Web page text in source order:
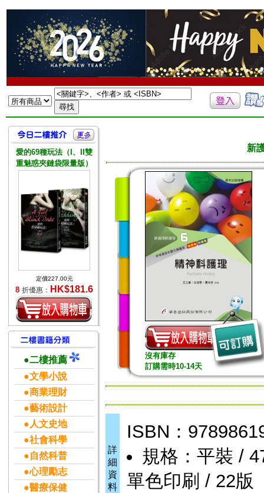
愛的69種玩法（I、II雙
重魅惑夾鏈袋限量版）
定價227.00元
8 折優惠： HK$181.6
●二樓推薦
●文學小說
●商業理財
●藝術設計
●人文史地
●社會科學
●自然科普
●心理勵志
●醫療保健
新
沒有庫存
訂購需時10-14天
詳
細
資
料
ISBN：
規格：平裝 /
單色印刷 / 22版